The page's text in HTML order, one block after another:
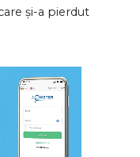
și-a pierdut